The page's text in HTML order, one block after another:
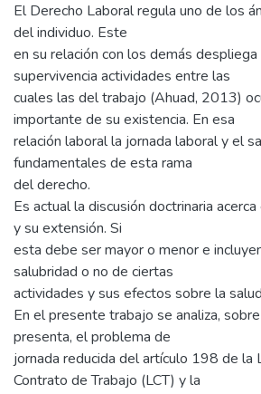
El Derecho Laboral regula uno de los
del individuo. Este
en su relación con los demás despliega
supervivencia actividades entre las
cuales las del trabajo (Ahuad, 2013)
importante de su existencia. En esa
relación laboral la jornada laboral y el
fundamentales de esta rama
del derecho.
Es actual la discusión doctrinaria
y su extensión. Si
esta debe ser mayor o menor e
salubridad o no de ciertas
actividades y sus efectos sobre la
En el presente trabajo se analiza,
presenta, el problema de
jornada reducida del artículo 198 de
Contrato de Trabajo (LCT) y la